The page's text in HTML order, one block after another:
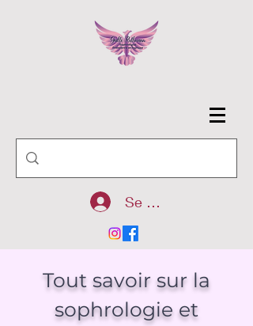
Se connecter
Tout savoir sur la
sophrologie et